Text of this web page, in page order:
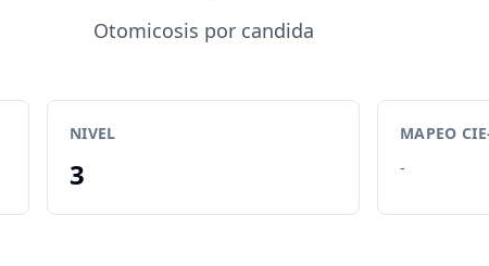
Otomicosis por candida
NIVEL
3
MAPEO
-